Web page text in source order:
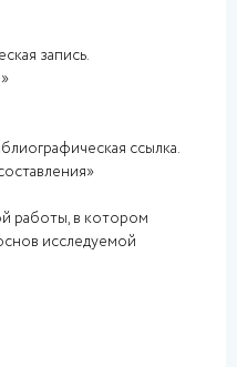
запись.
ссылка.
работы, в котором
исследуемой